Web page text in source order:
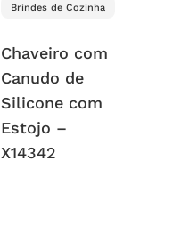
Brindes de Cozinha
Chaveiro com
Canudo de
Silicone com
Estojo –
X14342